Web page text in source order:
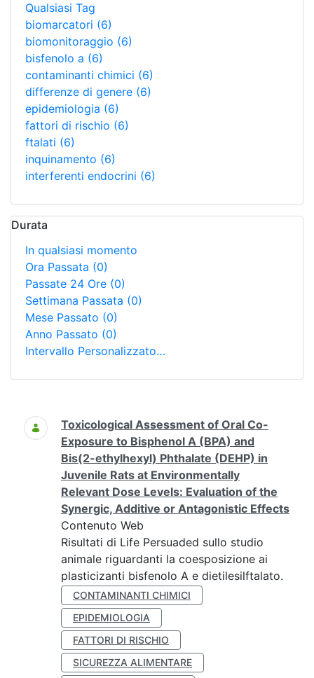
Qualsiasi Tag
biomarcatori (6)
biomonitoraggio (6)
bisfenolo a (6)
contaminanti chimici (6)
differenze di genere (6)
epidemiologia (6)
fattori di rischio (6)
ftalati (6)
inquinamento (6)
interferenti endocrini (6)
Durata
In qualsiasi momento
Ora Passata (0)
Passate 24 Ore (0)
Settimana Passata (0)
Mese Passato (0)
Anno Passato (0)
Intervallo Personalizzato…
Ricerca
Toxicological Assessment of Oral Co-
Exposure to Bisphenol A (BPA) and
Bis(2-ethylhexyl) Phthalate (DEHP) in
Juvenile Rats at Environmentally
Relevant Dose Levels: Evaluation of the
Synergic, Additive or Antagonistic Effects
Contenuto Web
Risultati di Life Persuaded sullo studio
animale riguardanti la coesposizione ai
plasticizanti bisfenolo A e dietilesilftalato.
CONTAMINANTI CHIMICI
EPIDEMIOLOGIA
FATTORI DI RISCHIO
SICUREZZA ALIMENTARE